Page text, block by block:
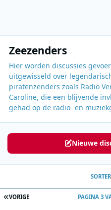
Zeezenders
Hier worden discussies
uitgewisseld over
piratenzenders zoals Radio
Caroline, die een blijvende
gehad op de radio- en
Nieuwe
EERSTE PAGINA
VORIGE PAGINA 3